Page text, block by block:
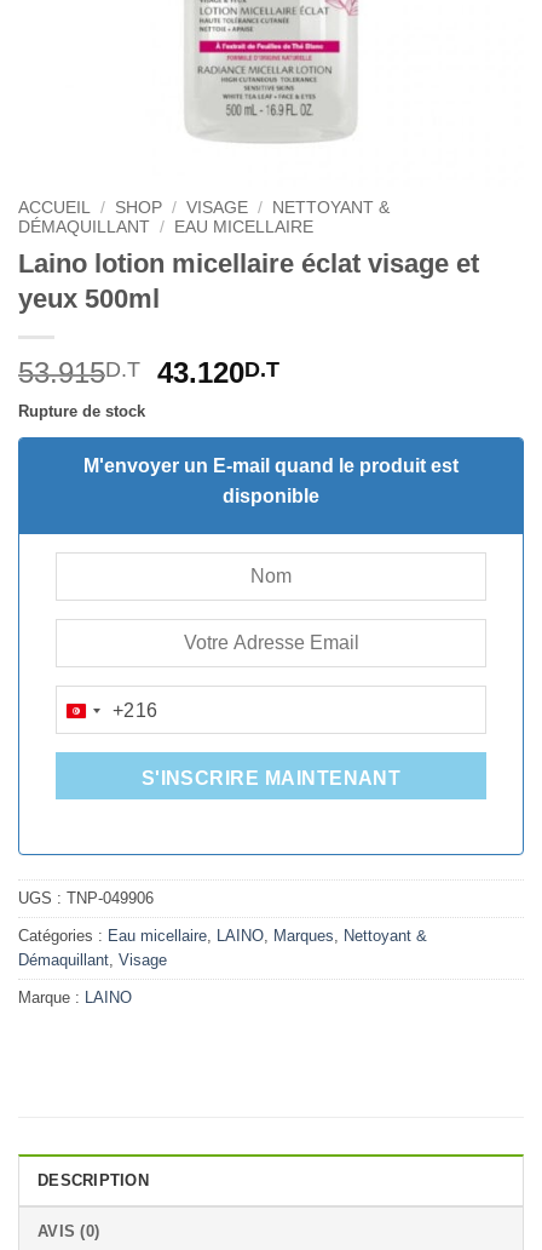
ACCUEIL / SHOP / VISAGE /
NETTOYANT &
DÉMAQUILLANT / EAU MICELLAIRE
Laino lotion micellaire éclat visage et
yeux 500ml
53.915D.T
Le
initial
était :
53.915D.T.
43.120D.TLe
actuel
est :
43.120D.T.
Rupture de stock
M'envoyer un E-mail quand le produit est
disponible
TUNISIA
+216
+216
S'INSCRIRE MAINTENANT
UGS : TNP-049906
Catégories : Eau micellaire, LAINO, Marques, Nettoyant &
Démaquillant, Visage
Marque : LAINO
DESCRIPTION
AVIS (0)